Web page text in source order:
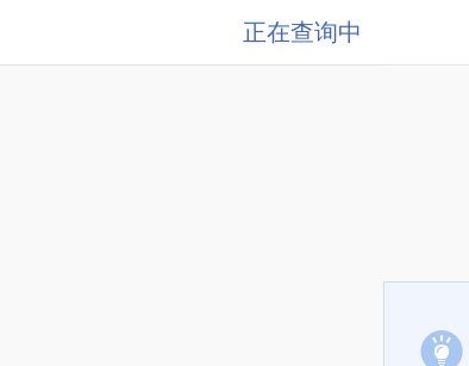
正在查询中